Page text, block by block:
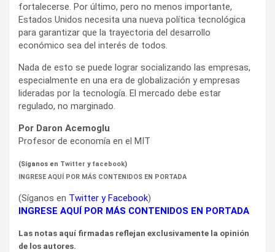
fortalecerse. Por último, pero no menos importante,
Estados Unidos necesita una nueva política tecnológica
para garantizar que la trayectoria del desarrollo
económico sea del interés de todos.
Nada de esto se puede lograr socializando las empresas,
especialmente en una era de globalización y empresas
lideradas por la tecnología. El mercado debe estar
regulado, no marginado.
Por Daron Acemoglu
Profesor de economía en el MIT
(Síganos en Twitter y facebook)
INGRESE AQUÍ POR MÁS CONTENIDOS EN PORTADA
(Síganos en Twitter yFacebook)
INGRESE AQUÍ POR MÁS CONTENIDOS EN PORTADA
Las notas aquí firmadas reflejan exclusivamente la opinión
de los autores.